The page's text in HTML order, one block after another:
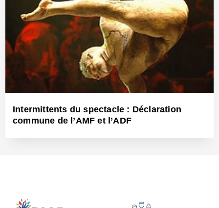
Intermittents du spectacle : Déclaration
commune de l’AMF et l’ADF
11 Mai 2005 - Réf: BW9059